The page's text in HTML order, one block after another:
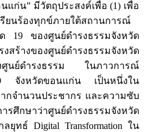
ก่น” มีวัตถุประสงค์เพื่อ (1) เพื่อ
รียนร้องทุกข์ภายใต้สถานการณ์
19 ของศูนย์ดำรงธรรมจังหวัด
ร้างของศูนย์ดำรงธรรมจังหวัด
ศูนย์ดำรงธรรม ในภาวการณ์
จังหวัดขอนแก่น เป็นหนึ่งใน
ากจำนวนประชากร และความซับ
กษาว่าศูนย์ดำรงธรรมจังหวัด
ยุทธ์ Digital Transformation ใน